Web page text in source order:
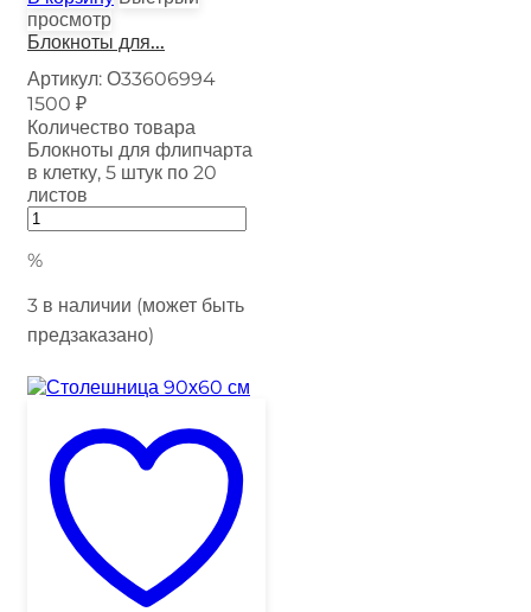
просмотр
Блокноты для...
Артикул: О33606994
1500 ₽
Количество товара
Блокноты для флипчарта
в клетку, 5 штук по 20
листов
%
3 в наличии (может быть
предзаказано)